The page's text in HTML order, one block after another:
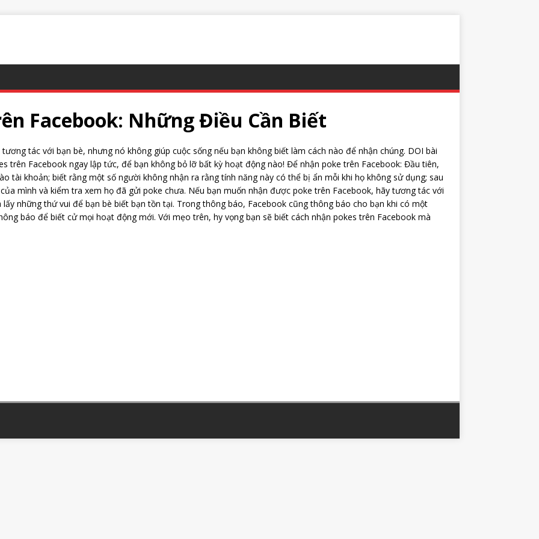
Facebook: Những Điều Cần Biết
tác với bạn bè, nhưng nó không giúp cuộc sống nếu bạn không biết làm cách nào để nhận chúng. DOI bài
trên Facebook ngay lập tức, để bạn không bỏ lỡ bất kỳ hoạt động nào! Để nhận poke trên Facebook: Đầu tiên,
tài khoản; biết rằng một số người không nhận ra rằng tính năng này có thể bị ẩn mỗi khi họ không sử dụng; sau
mình và kiểm tra xem họ đã gửi poke chưa. Nếu bạn muốn nhận được poke trên Facebook, hãy tương tác với
những thứ vui để bạn bè biết bạn tồn tại. Trong thông báo, Facebook cũng thông báo cho bạn khi có một
báo để biết cử mọi hoạt động mới. Với mẹo trên, hy vọng bạn sẽ biết cách nhận pokes trên Facebook mà